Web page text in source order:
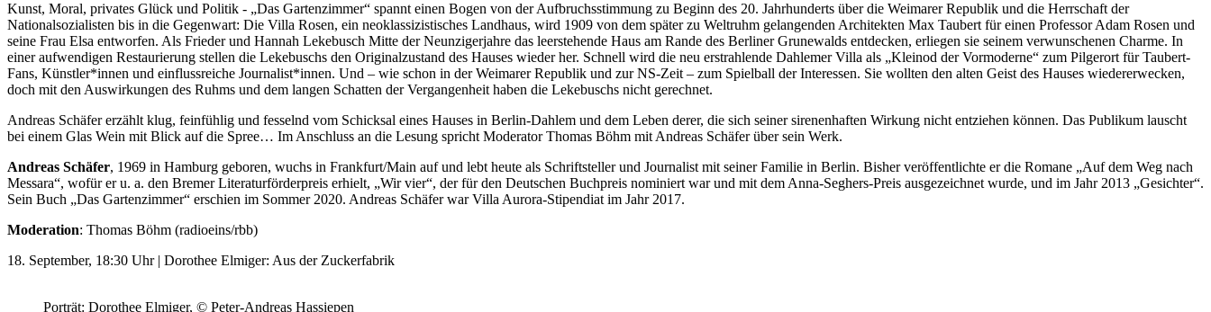
Kunst, Moral, privates Glück und Politik - „Das Gartenzimmer“ spannt einen Bogen von der Aufbruchsstimmung zu Beginn des 20. Jahrhunderts über die Weimarer Republik und die Herrschaft der
Nationalsozialisten bis in die Gegenwart: Die Villa Rosen, ein neoklassizistisches Landhaus, wird 1909 von dem später zu Weltruhm gelangenden Architekten Max Taubert für einen Professor Adam Rosen und
seine Frau Elsa entworfen. Als Frieder und Hannah Lekebusch Mitte der Neunzigerjahre das leerstehende Haus am Rande des Berliner Grunewalds entdecken, erliegen sie seinem verwunschenen Charme. In
einer aufwendigen Restaurierung stellen die Lekebuschs den Originalzustand des Hauses wieder her. Schnell wird die neu erstrahlende Dahlemer Villa als „Kleinod der Vormoderne“ zum Pilgerort für Taubert-
Fans, Künstler*innen und einflussreiche Journalist*innen. Und – wie schon in der Weimarer Republik und zur NS-Zeit – zum Spielball der Interessen. Sie wollten den alten Geist des Hauses wiedererwecken,
doch mit den Auswirkungen des Ruhms und dem langen Schatten der Vergangenheit haben die Lekebuschs nicht gerechnet.
Andreas Schäfer erzählt klug, feinfühlig und fesselnd vom Schicksal eines Hauses in Berlin-Dahlem und dem Leben derer, die sich seiner sirenenhaften Wirkung nicht entziehen können. Das Publikum lauscht
bei einem Glas Wein mit Blick auf die Spree… Im Anschluss an die Lesung spricht Moderator Thomas Böhm mit Andreas Schäfer über sein Werk.
Andreas Schäfer, 1969 in Hamburg geboren, wuchs in Frankfurt/Main auf und lebt heute als Schriftsteller und Journalist mit seiner Familie in Berlin. Bisher veröffentlichte er die Romane „Auf dem Weg nach
Messara“, wofür er u. a. den Bremer Literaturförderpreis erhielt, „Wir vier“, der für den Deutschen Buchpreis nominiert war und mit dem Anna-Seghers-Preis ausgezeichnet wurde, und im Jahr 2013 „Gesichter“.
Sein Buch „Das Gartenzimmer“ erschien im Sommer 2020. Andreas Schäfer war Villa Aurora-Stipendiat im Jahr 2017.
Moderation: Thomas Böhm (radioeins/rbb)
18. September, 18:30 Uhr | Dorothee Elmiger: Aus der Zuckerfabrik
Porträt: Dorothee Elmiger, © Peter-Andreas Hassiepen